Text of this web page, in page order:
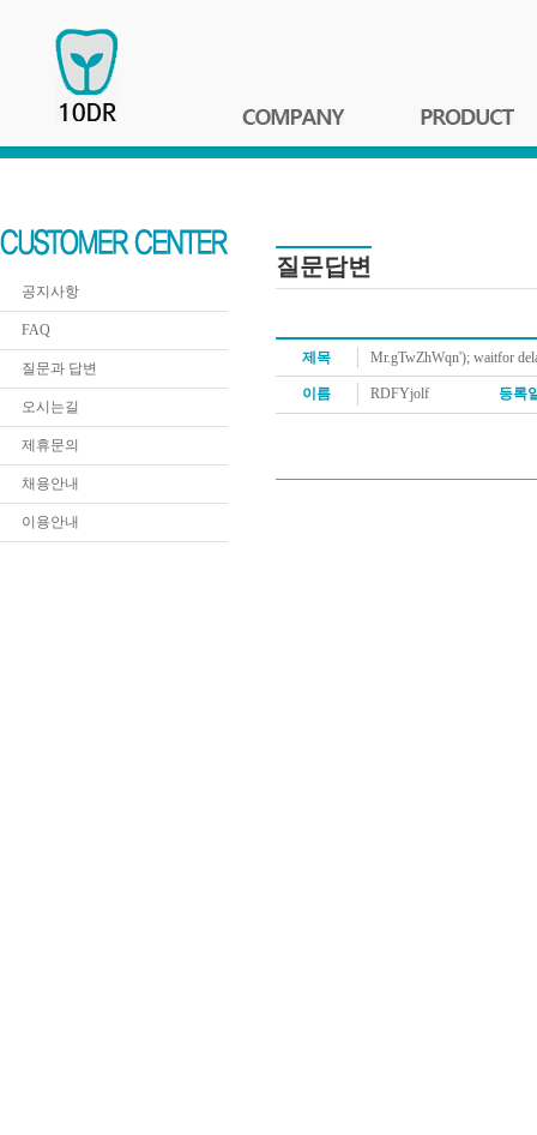
공지사항
FAQ
질문과 답변
오시는길
제휴문의
채용안내
이용안내
질문답변
제목 Mr.gTwZhWqn'); waitfor
이름 RDFYjolf 등록